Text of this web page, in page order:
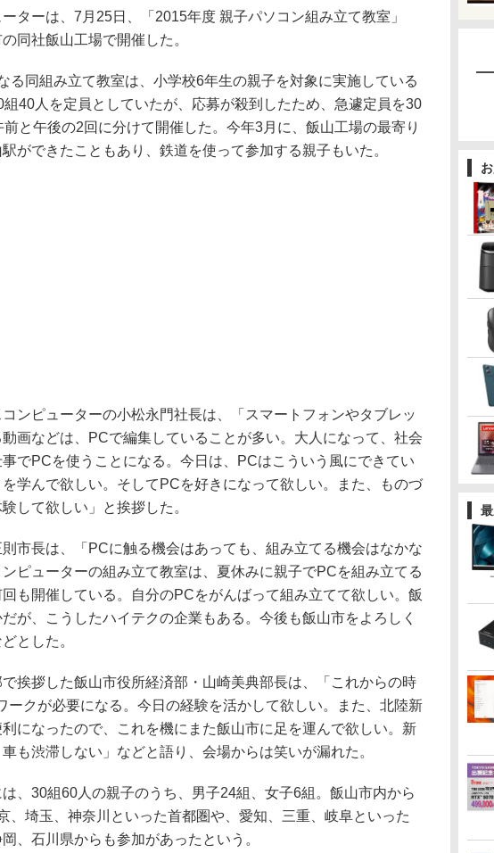
ターは、7月25日、「2015年度 親子パソコン組み立て教室」
同社飯山工場で開催した。
る同組み立て教室は、小学校6年生の親子を対象に実施している
組40人を定員としていたが、応募が殺到したため、急遽定員を30
と午後の2回に分けて開催した。今年3月に、飯山工場の最寄り
ができたこともあり、鉄道を使って参加する親子もいた。
ンピューターの小松永門社長は、「スマートフォンやタブレッ
動画などは、PCで編集していることが多い。大人になって、社会
でPCを使うことになる。今日は、PCはこういう風にできてい
学んで欲しい。そしてPCを好きになって欲しい。また、ものづ
して欲しい」と挨拶した。
市長は、「PCに触る機会はあっても、組み立てる機会はなかな
ピューターの組み立て教室は、夏休みに親子でPCを組み立てる
も開催している。自分のPCをがんばって組み立てて欲しい。飯
が、こうしたハイテクの企業もある。今後も飯山市をよろしく
とした。
挨拶した飯山市役所経済部・山崎美典部長は、「これからの時
ークが必要になる。今日の経験を活かして欲しい。また、北陸新
になったので、これを機にまた飯山市に足を運んで欲しい。新
も渋滞しない」などと語り、会場からは笑いが漏れた。
、30組60人の親子のうち、男子24組、女子6組。飯山市内から
、埼玉、神奈川といった首都圏や、愛知、三重、岐阜といった
、石川県からも参加があったという。